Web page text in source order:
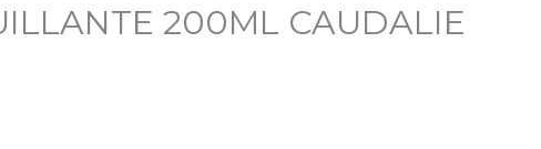
200ML CAUDALIE